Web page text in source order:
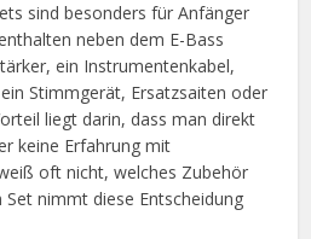
sind besonders für Anfänger
neben dem E-Bass
ein Instrumentenkabel,
Stimmgerät, Ersatzsaiten oder
liegt darin, dass man direkt
keine Erfahrung mit
oft nicht, welches Zubehör
nimmt diese Entscheidung